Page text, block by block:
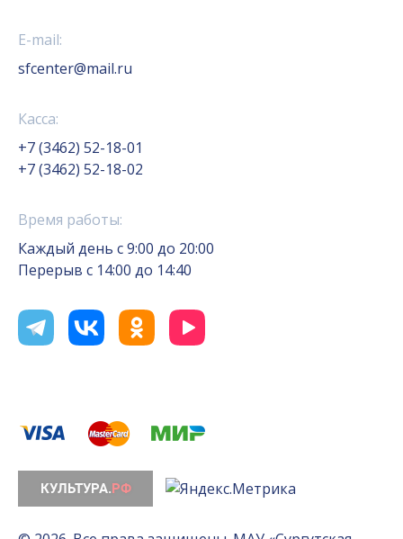
E-mail:
sfcenter@mail.ru
Касса:
+7 (3462) 52-18-01
+7 (3462) 52-18-02
Время работы:
Каждый день с 9:00 до 20:00
Перерыв с 14:00 до 14:40